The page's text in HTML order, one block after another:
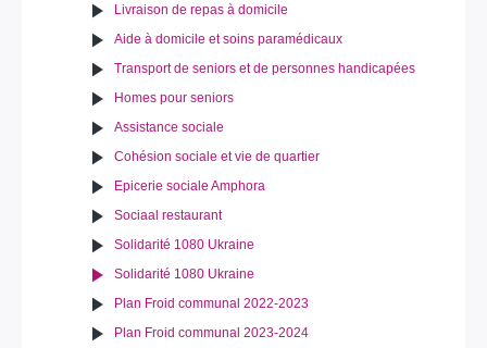
Livraison de repas à domicile
Aide à domicile et soins paramédicaux
Transport de seniors et de personnes handicapées
Homes pour seniors
Assistance sociale
Cohésion sociale et vie de quartier
Epicerie sociale Amphora
Sociaal restaurant
Solidarité 1080 Ukraine
Solidarité 1080 Ukraine
Plan Froid communal 2022-2023
Plan Froid communal 2023-2024